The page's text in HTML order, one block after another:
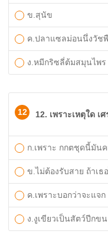
ข.สุนัข
ค.ปลาแซลม่อนนึ่งวัช
ง.หมีกริซลี่ต้มสมุนไพร
12 12. เพราะเหตุใด เ
ก.เพราะ กกตชุดนี้มันค
ข.ไม่ต้องรับสาย ถ้าเธ
ค.เพราะบอกว่าจะแจ
ง.งูเขียวเป็นสัตว์ปีกข